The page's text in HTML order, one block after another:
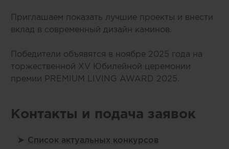
Приглашаем показать лучшие проекты и внести
вклад в современный дизайн каминов.
Победители объявятся в ноябре 2025 года на
торжественной XV Юбилейной церемонии
премии PREMIUM LIVING AWARD 2025.
Контакты и подача заявок
Список актуальных конкурсов